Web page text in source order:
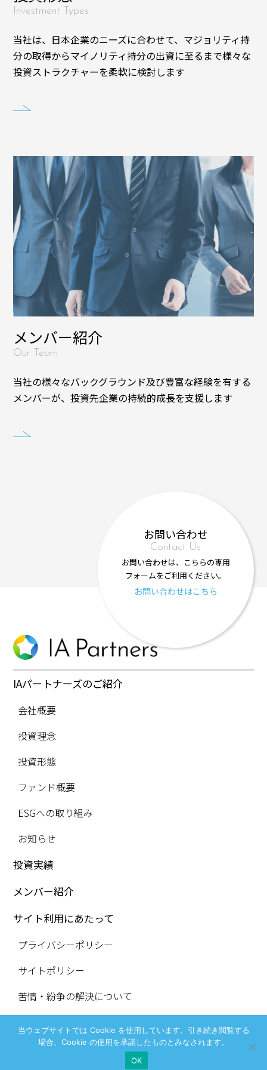
Investment Types
当社は、日本企業のニーズに合わせて、マジョリティ持
分の取得からマイノリティ持分の出資に至るまで様々な
投資ストラクチャーを柔軟に検討します
メンバー紹介
Our Team
当社の様々なバックグラウンド及び豊富な経験を有する
メンバーが、投資先企業の持続的成長を支援します
IAパートナーズのご紹介
会社概要
投資理念
投資形態
ファンド概要
ESGへの取り組み
お知らせ
投資実績
メンバー紹介
サイト利用にあたって
プライバシーポリシー
サイトポリシー
苦情・紛争の解決について
お問い合わせ
Contact Us
お問い合わせは、こちらの専用
フォームをご利用ください。
お問い合わせはこちら
IAパートナーズ株式会社 金融商品取引業 関東財務局長（金商）第3284号
COPYRIGHT (C) IA Partners ALL RIGHTS RESERVED
当ウェブサイトでは Cookie を使用しています。引き続き閲覧する
場合、Cookie の使用を承諾したものとみなされます。
OK